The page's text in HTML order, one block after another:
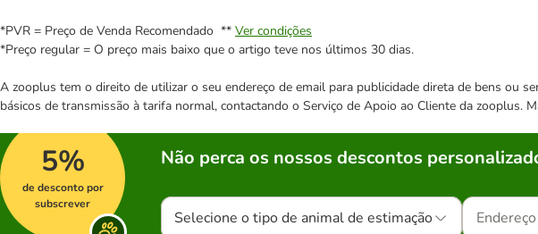
*PVR = Preço de Venda Recomendado ** Ver condições
*Preço regular = O preço mais baixo que o artigo teve nos últimos 30 dias.
A zooplus tem o direito de utilizar o seu endereço de email para publicidade direta de bens ou
básicos de transmissão à tarifa normal, contactando o Serviço de Apoio ao Cliente da zooplus.
5%
de desconto por
subscrever
Não perca os nossos descontos
Selecione o tipo de animal de estimação